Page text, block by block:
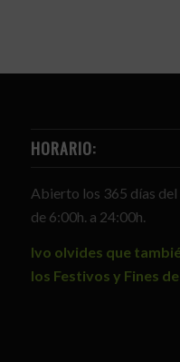
HORARIO:
Abierto los 365 días del
de 6:00h. a 24:00h.
Ivo olvides que
los Festivos y Fines